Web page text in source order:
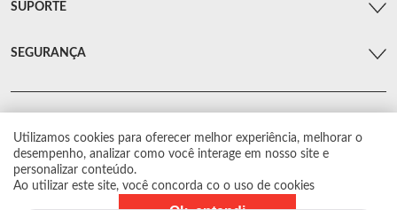
Utilizamos cookies para oferecer melhor experiência, melhorar o
desempenho, analizar como você interage em nosso site e
personalizar conteúdo.
Ao utilizar este site, você concorda co o uso de cookies
SUPORTE
SEGURANÇA
© Arsenal Car. Todos os direitos reservados.
Proibida reprodução total ou parcial. Preços e estoque sujeito a alterações sem
aviso prévio.